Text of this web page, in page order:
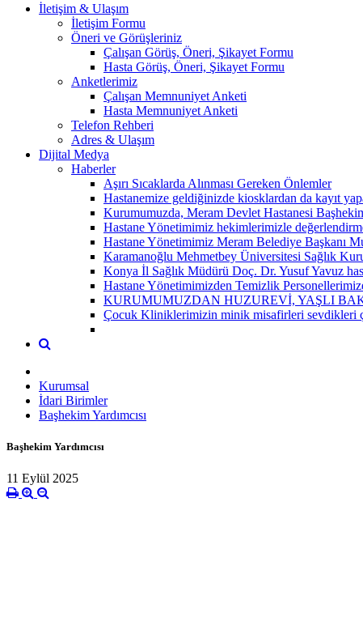
İletişim & Ulaşım
İletişim Formu
Öneri ve Görüşleriniz
Çalışan Görüş, Öneri, Şikayet Formu
Hasta Görüş, Öneri, Şikayet Formu
Anketlerimiz
Çalışan Memnuniyet Anketi
Hasta Memnuniyet Anketi
Telefon Rehberi
Adres & Ulaşım
Dijital Medya
Haberler
Aşırı Sıcaklarda Alınması Gereken Önlemler
Hastanemize geldiğinizde kiosklardan da kayıt
Kurumumuzda, Meram Devlet Hastanesi
Hastane Yönetimimiz hekimlerimizle
Hastane Yönetimimiz Meram Belediye Başkanı
Karamanoğlu Mehmetbey Üniversitesi Sağlık
Konya İl Sağlık Müdürü Doç. Dr. Yusuf Yavuz
Hastane Yönetimimizden Temizlik
KURUMUMUZDAN HUZUREVİ, YAŞLI
Çocuk Kliniklerimizin minik misafirleri sevdikleri
Kurumsal
İdari Birimler
Başhekim Yardımcısı
Başhekim Yardımcısı
11 Eylül 2025